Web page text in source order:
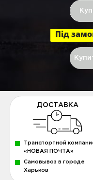
Під
ДОСТАВКА
Транспортной
«НОВАЯ ПОЧТА»
Самовывоз в городе
Харьков